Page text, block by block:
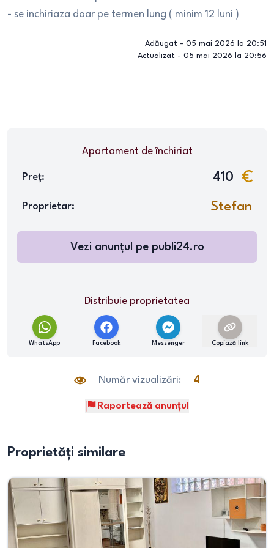
- se inchiriaza doar pe termen lung ( minim 12 luni )
Adăugat - 05 mai 2026 la 20:51
Actualizat - 05 mai 2026 la 20:56
Apartamentde închiriat
Preț: 410
Proprietar: Stefan
Vezi anunțul pe publi24.ro
Distribuie proprietatea
WhatsApp Facebook Messenger Copiază link
Număr vizualizări: 4
Raportează anunțul
Proprietăți similare